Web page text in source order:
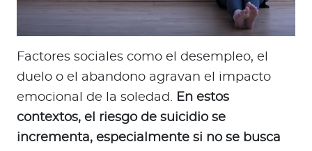
Factores sociales como el desempleo, el
duelo o el abandono agravan el impacto
emocional de la soledad. En estos
contextos, el riesgo de suicidio se
incrementa, especialmente si no se busca